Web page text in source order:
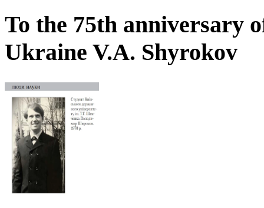
To the 75th anniversary
Ukraine V.A. Shyrokov